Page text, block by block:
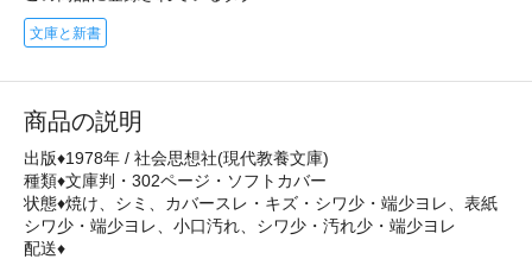
文庫と新書
商品の説明
出版♦1978年 / 社会思想社(現代教養文庫)
種類♦文庫判・302ページ・ソフトカバー
状態♦焼け、シミ、カバースレ・キズ・シワ少・端少ヨレ、表紙
シワ少・端少ヨレ、小口汚れ、シワ少・汚れ少・端少ヨレ
配送♦